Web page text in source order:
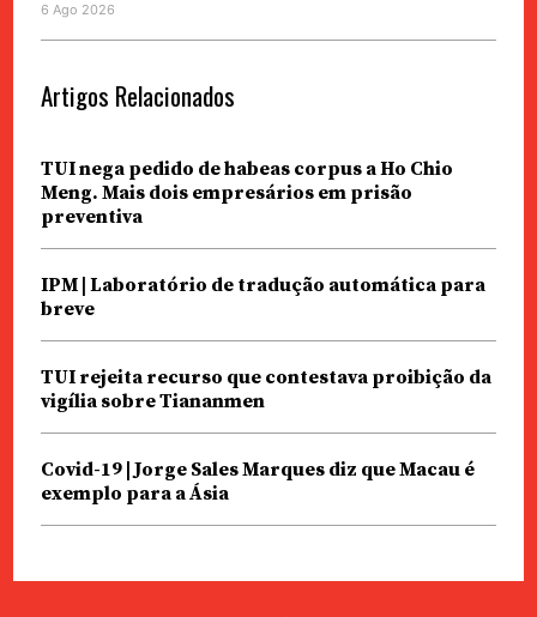
6 Ago 2026
Artigos Relacionados
TUI nega pedido de habeas corpus a Ho Chio
Meng. Mais dois empresários em prisão
preventiva
IPM | Laboratório de tradução automática para
breve
TUI rejeita recurso que contestava proibição da
vigília sobre Tiananmen
Covid-19 | Jorge Sales Marques diz que Macau é
exemplo para a Ásia